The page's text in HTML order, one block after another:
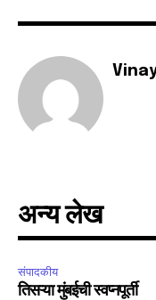
I've read and accept
अन्य लेख
संपादकीय
तिसऱ्या मुंबईची स्वप्नपूर्ती